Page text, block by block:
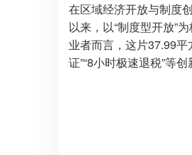
在区域经济开放与制度
以来，以“制度型开放”
业者而言，这片37.99
证”“8小时极速退税”等